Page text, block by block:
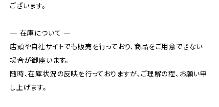
ございます。
— 在庫について —
店頭や自社サイトでも販売を行っており、商品をご用意できない
場合が御座います。
随時、在庫状況の反映を行っておりますが、ご理解の程、お願い申
し上げます。